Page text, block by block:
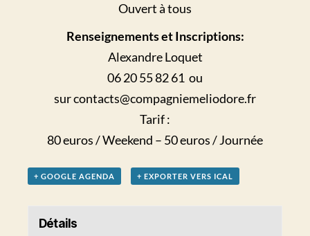
Ouvert à tous
Renseignements et Inscriptions:
Alexandre Loquet
06 20 55 82 61 ou
surcontacts@compagniemeliodore.fr
Tarif :
80 euros / Weekend – 50 euros / Journée
+ GOOGLE AGENDA + EXPORTER VERS ICAL
Détails